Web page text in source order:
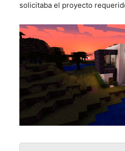
solicitaba el proyecto